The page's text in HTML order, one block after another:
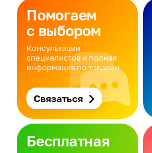
Помогаем
с выбором
Консультации
специалистов и полная
информация по товарам
Связаться
Бесплатная